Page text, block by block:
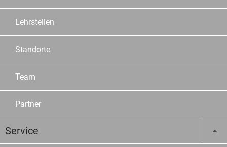
Lehrstellen
Standorte
Team
Partner
Service